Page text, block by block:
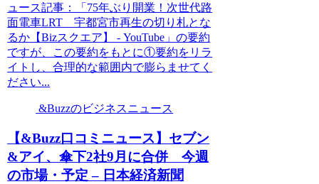
ュース記事：「75年ぶり開業！次世代路
面電車LRT 宇都宮市再生の切り札とな
るか【Bizスクエア】 - YouTube」の要約
ですが、この要約をもとに①要約をリラ
イトし、合理的な範囲内で膨らませてく
ださい...
&Buzzのビジネスニュース
【&Buzz口コミニュース】セブン
&アイ、傘下2社9月に合併 今週
の市場・予定 – 日本経済新聞